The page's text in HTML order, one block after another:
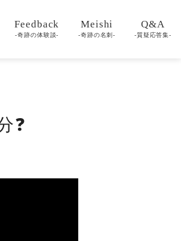
Feedback
-奇跡の体験談-
Meishi
-奇跡の名刺-
Q&A
-質疑応答集-
❓